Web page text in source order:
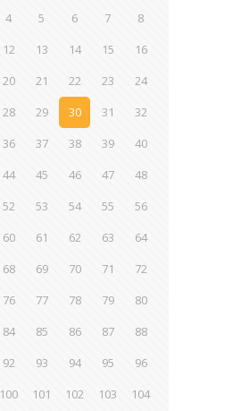
4 5 6 7
8
12 13 14 15
16
20 21 22 23
24
28 29 30 31
32
36 37 38 39
40
44 45 46 47
48
52 53 54 55
56
60 61 62 63
64
68 69 70 71
72
76 77 78 79
80
84 85 86 87
88
92 93 94 95
96
100 101 102 103
104